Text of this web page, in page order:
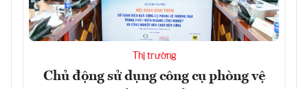
Thị trường
Chủ động sử dụng công cụ phòng vệ